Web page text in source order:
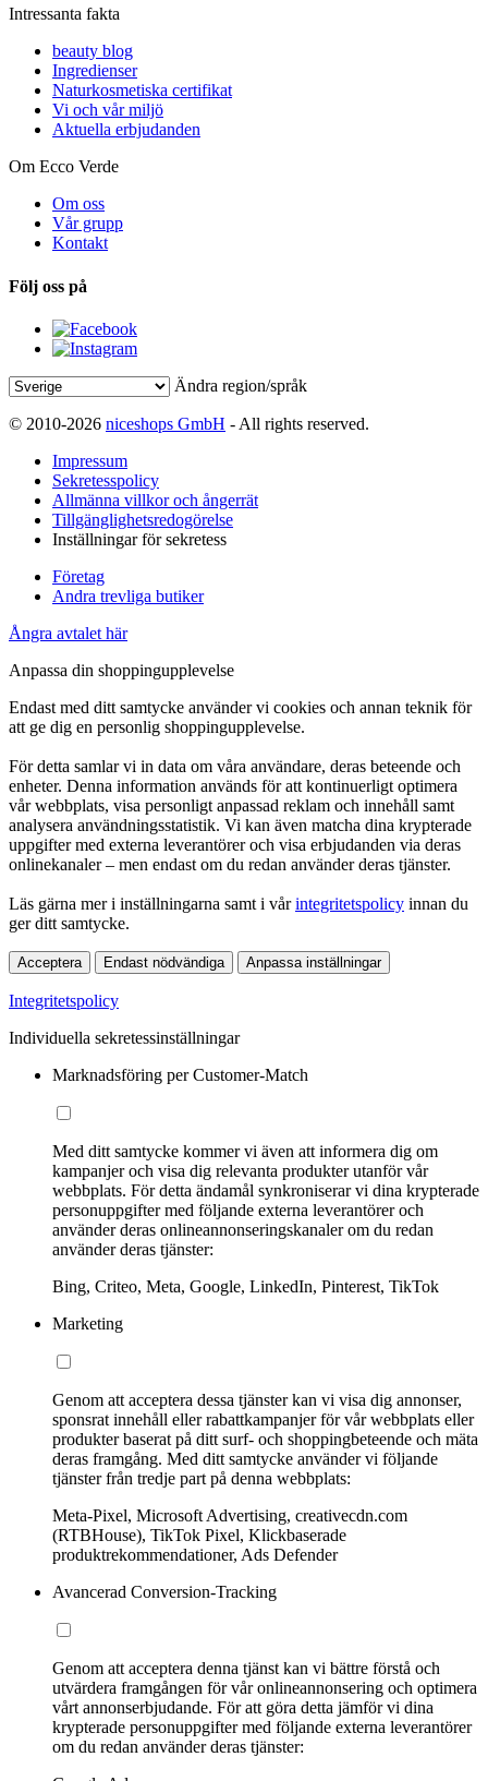
Intressanta fakta
beauty blog
Ingredienser
Naturkosmetiska certifikat
Vi och vår miljö
Aktuella erbjudanden
Om Ecco Verde
Om oss
Vår grupp
Kontakt
Följ oss på
Ändra region/språk
© 2010-2026 niceshops GmbH - All rights reserved.
Impressum
Sekretesspolicy
Allmänna villkor och ångerrät
Tillgänglighetsredogörelse
Inställningar för sekretess
Företag
Andra trevliga butiker
Ångra avtalet här
Anpassa din shoppingupplevelse
Endast med ditt samtycke använder vi cookies och annan teknik för
att ge dig en personlig shoppingupplevelse.
För detta samlar vi in data om våra användare, deras beteende och
enheter. Denna information används för att kontinuerligt optimera
vår webbplats, visa personligt anpassad reklam och innehåll samt
analysera användningsstatistik. Vi kan även matcha dina krypterade
uppgifter med externa leverantörer och visa erbjudanden via deras
onlinekanaler – men endast om du redan använder deras tjänster.
Läs gärna mer i inställningarna samt i vårintegritetspolicy innan du
ger ditt samtycke.
Acceptera Endast nödvändiga Anpassa inställningar
Integritetspolicy
Individuella sekretessinställningar
Marknadsföring per Customer-Match
Med ditt samtycke kommer vi även att informera dig om
kampanjer och visa dig relevanta produkter utanför vår
webbplats. För detta ändamål synkroniserar vi dina krypterade
personuppgifter med följande externa leverantörer och
använder deras onlineannonseringskanaler om du redan
använder deras tjänster:
Bing, Criteo, Meta, Google, LinkedIn, Pinterest, TikTok
Marketing
Genom att acceptera dessa tjänster kan vi visa dig annonser,
sponsrat innehåll eller rabattkampanjer för vår webbplats eller
produkter baserat på ditt surf- och shoppingbeteende och mäta
deras framgång. Med ditt samtycke använder vi följande
tjänster från tredje part på denna webbplats:
Meta-Pixel, Microsoft Advertising, creativecdn.com
(RTBHouse), TikTok Pixel, Klickbaserade
produktrekommendationer, Ads Defender
Avancerad Conversion-Tracking
Genom att acceptera denna tjänst kan vi bättre förstå och
utvärdera framgången för vår onlineannonsering och optimera
vårt annonserbjudande. För att göra detta jämför vi dina
krypterade personuppgifter med följande externa leverantörer
om du redan använder deras tjänster: